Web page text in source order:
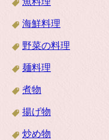
海鮮料理
野菜の料理
麺料理
煮物
揚げ物
炒め物